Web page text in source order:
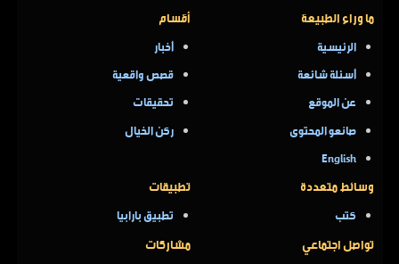
ما وراء الطبيعة
الرئيسية
أسئلة شائعة
عن الموقع
صانعو المحتوى
English
أقسام
أخبار
قصص واقعية
تحقيقات
ركن الخيال
وسائط متعددة
كتب
تطبيقات
تطبيق بارابيا
تواصل اجتماعي مشاركات